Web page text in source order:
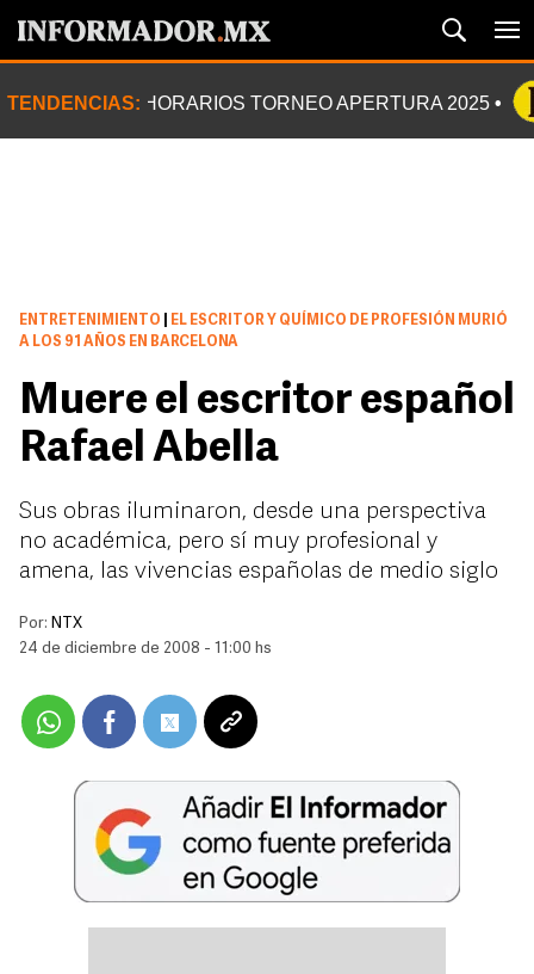
TENDENCIAS: HORARIOS TORNEO APERTURA 2025
ENTRETENIMIENTO
EL ESCRITOR Y QUÍMICO DE PROFESIÓN MURIÓ
A LOS 91 AÑOS EN BARCELONA
Muere el escritor español
Rafael Abella
Sus obras iluminaron, desde una perspectiva
no académica, pero sí muy profesional y
amena, las vivencias españolas de medio siglo
Por: NTX
24 de diciembre de 2008 - 11:00 hs